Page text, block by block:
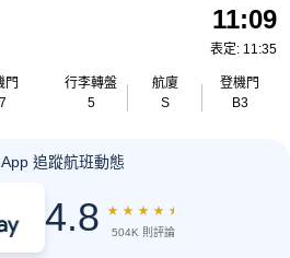
門
11:09
表定: 11:35
行李轉盤
5
航廈
S
登機門
B3
追蹤航班動態
4.8 ★ ★ ★ ★ ★
504K 則評論